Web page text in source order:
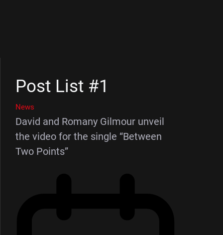
Post List #1
News
David and Romany Gilmour unveil
the video for the single “Between
Two Points”